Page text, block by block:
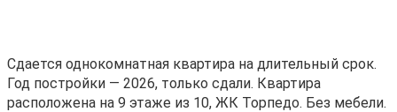
Сдается однокомнатная квартира на длительный срок.
Год постройки — 2026, только сдали. Квартира
расположена на 9 этаже из 10, ЖК Торпедо. Без мебели.